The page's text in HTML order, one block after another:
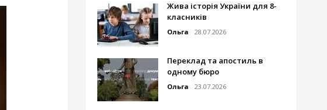
Жива історія України для 8-
класників
Ольга 28.07.2026
Переклад та апостиль в
одному бюро
Ольга 23.07.2026